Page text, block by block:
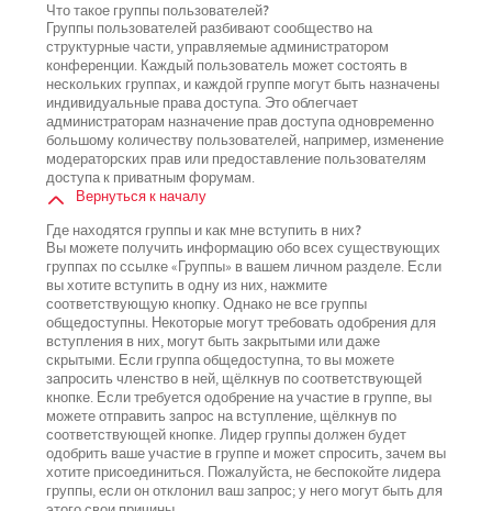
Что такое группы пользователей?
Группы пользователей разбивают сообщество на
структурные части, управляемые администратором
конференции. Каждый пользователь может состоять в
нескольких группах, и каждой группе могут быть назначены
индивидуальные права доступа. Это облегчает
администраторам назначение прав доступа одновременно
большому количеству пользователей, например, изменение
модераторских прав или предоставление пользователям
доступа к приватным форумам.
Вернуться к началу
Где находятся группы и как мне вступить в них?
Вы можете получить информацию обо всех существующих
группах по ссылке «Группы» в вашем личном разделе. Если
вы хотите вступить в одну из них, нажмите
соответствующую кнопку. Однако не все группы
общедоступны. Некоторые могут требовать одобрения для
вступления в них, могут быть закрытыми или даже
скрытыми. Если группа общедоступна, то вы можете
запросить членство в ней, щёлкнув по соответствующей
кнопке. Если требуется одобрение на участие в группе, вы
можете отправить запрос на вступление, щёлкнув по
соответствующей кнопке. Лидер группы должен будет
одобрить ваше участие в группе и может спросить, зачем вы
хотите присоединиться. Пожалуйста, не беспокойте лидера
группы, если он отклонил ваш запрос; у него могут быть для